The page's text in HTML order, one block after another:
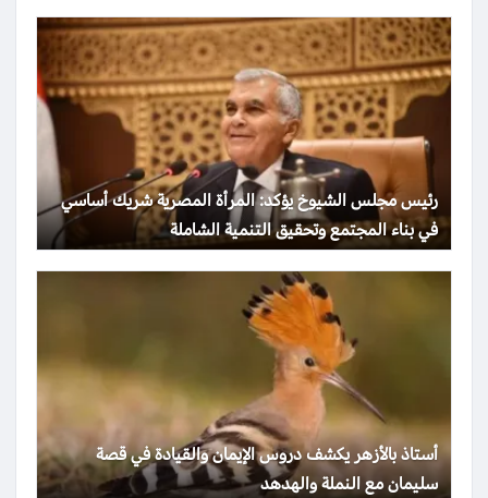
رئيس مجلس الشيوخ يؤكد: المرأة المصرية شريك أساسي
في بناء المجتمع وتحقيق التنمية الشاملة
أستاذ بالأزهر يكشف دروس الإيمان والقيادة في قصة
سليمان مع النملة والهدهد